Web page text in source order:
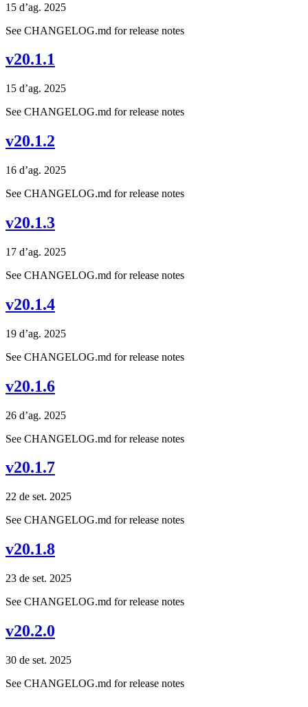
15 d’ag. 2025
See CHANGELOG.md for release notes
v20.1.1
15 d’ag. 2025
See CHANGELOG.md for release notes
v20.1.2
16 d’ag. 2025
See CHANGELOG.md for release notes
v20.1.3
17 d’ag. 2025
See CHANGELOG.md for release notes
v20.1.4
19 d’ag. 2025
See CHANGELOG.md for release notes
v20.1.6
26 d’ag. 2025
See CHANGELOG.md for release notes
v20.1.7
22 de set. 2025
See CHANGELOG.md for release notes
v20.1.8
23 de set. 2025
See CHANGELOG.md for release notes
v20.2.0
30 de set. 2025
See CHANGELOG.md for release notes